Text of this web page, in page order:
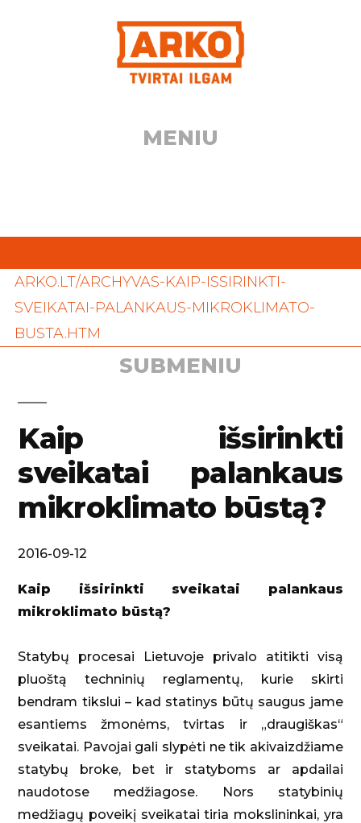
MENIU
ARKO.LT/ARCHYVAS-KAIP-ISSIRINKTI-
SVEIKATAI-PALANKAUS-MIKROKLIMATO-
BUSTA.HTM
SUBMENIU
Kaip išsirinkti
sveikatai palankaus
mikroklimato būstą?
2016-09-12
Kaip išsirinkti sveikatai palankaus
mikroklimato būstą?
Statybų procesai Lietuvoje privalo atitikti visą
pluoštą techninių reglamentų, kurie skirti
bendram tikslui – kad statinys būtų saugus jame
esantiems žmonėms, tvirtas ir „draugiškas“
sveikatai. Pavojai gali slypėti ne tik akivaizdžiame
statybų broke, bet ir statyboms ar apdailai
naudotose medžiagose. Nors statybinių
medžiagų poveikį sveikatai tiria mokslininkai, yra